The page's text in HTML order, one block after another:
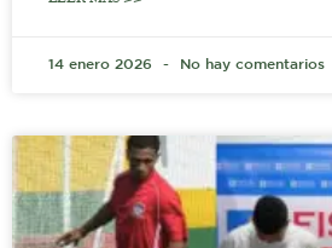
14 enero 2026 No hay comentarios